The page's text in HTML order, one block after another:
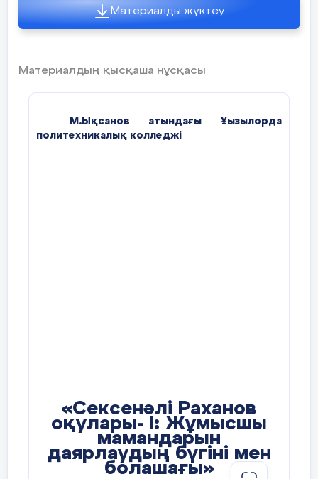
Материалды жүктеу
Материалдың қысқаша нұсқасы
М .Ықсанов атындағы Ұызылорда
политехникалық колледжі
«Сексенәлі Раханов
оқулары- І: Жұмысшы
мамандарын
даярлаудың бүгіні мен
болашағы»